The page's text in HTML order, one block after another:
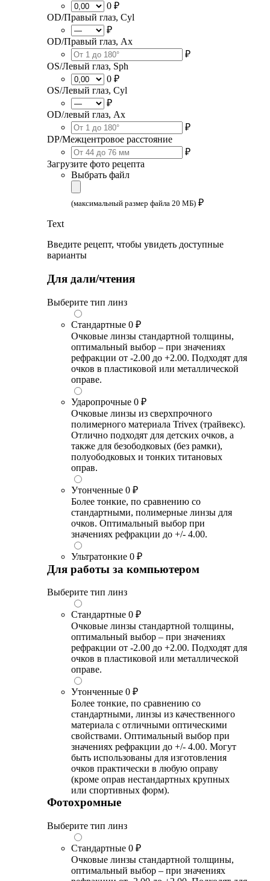
0 ₽
OD/Правый глаз, Cyl
₽
OD/Правый глаз, Ax
₽
OS/Левый глаз, Sph
0 ₽
OS/Левый глаз, Cyl
₽
OD/левый глаз, Ax
₽
DP/Межцентровое расстояние
₽
Загрузите фото рецепта
Выбрать файл
(максимальный размер файла 20 МБ) ₽
Text
Введите рецепт, чтобы увидеть доступные
варианты
Для дали/чтения
Выберите тип линз
Стандартные 0 ₽
Очковые линзы стандартной толщины,
оптимальный выбор – при значениях
рефракции от -2.00 до +2.00. Подходят для
очков в пластиковой или металлической
оправе.
Ударопрочные 0 ₽
Очковые линзы из сверхпрочного
полимерного материала Trivex (трайвекс).
Отлично подходят для детских очков, а
также для безободковых (без рамки),
полуободковых и тонких титановых
оправ.
Утонченные 0 ₽
Более тонкие, по сравнению со
стандартными, полимерные линзы для
очков. Оптимальный выбор при
значениях рефракции до +/- 4.00.
Ультратонкие 0 ₽
Для работы за компьютером
Выберите тип линз
Стандартные 0 ₽
Очковые линзы стандартной толщины,
оптимальный выбор – при значениях
рефракции от -2.00 до +2.00. Подходят для
очков в пластиковой или металлической
оправе.
Утонченные 0 ₽
Более тонкие, по сравнению со
стандартными, линзы из качественного
материала с отличными оптическими
свойствами. Оптимальный выбор при
значениях рефракции до +/- 4.00. Могут
быть использованы для изготовления
очков практически в любую оправу
(кроме оправ нестандартных крупных
или спортивных форм).
Фотохромные
Выберите тип линз
Стандартные 0 ₽
Очковые линзы стандартной толщины,
оптимальный выбор – при значениях